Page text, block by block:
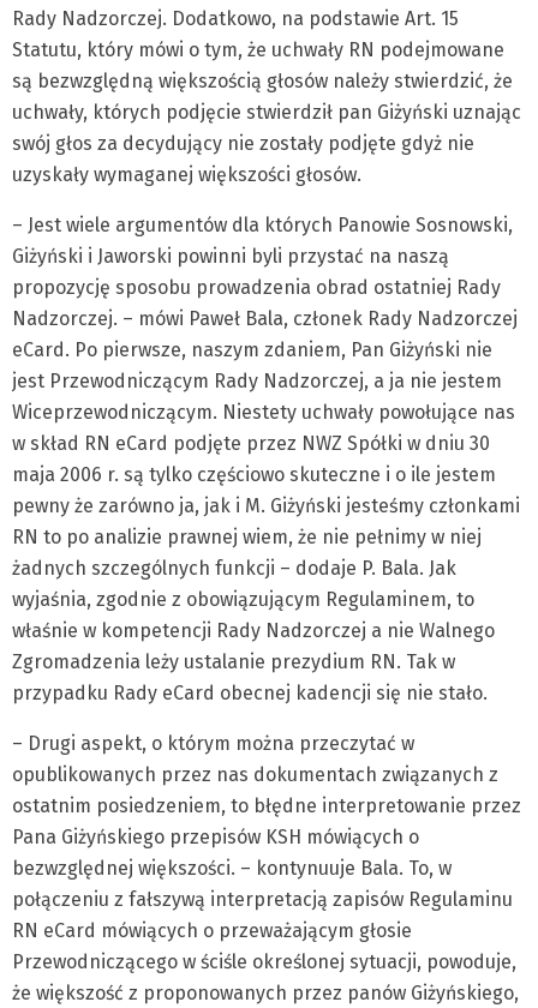
Rady Nadzorczej. Dodatkowo, na podstawie Art. 15
Statutu, który mówi o tym, że uchwały RN podejmowane
są bezwzględną większością głosów należy stwierdzić, że
uchwały, których podjęcie stwierdził pan Giżyński uznając
swój głos za decydujący nie zostały podjęte gdyż nie
uzyskały wymaganej większości głosów.
– Jest wiele argumentów dla których Panowie Sosnowski,
Giżyński i Jaworski powinni byli przystać na naszą
propozycję sposobu prowadzenia obrad ostatniej Rady
Nadzorczej. – mówi Paweł Bala, członek Rady Nadzorczej
eCard. Po pierwsze, naszym zdaniem, Pan Giżyński nie
jest Przewodniczącym Rady Nadzorczej, a ja nie jestem
Wiceprzewodniczącym. Niestety uchwały powołujące nas
w skład RN eCard podjęte przez NWZ Spółki w dniu 30
maja 2006 r. są tylko częściowo skuteczne i o ile jestem
pewny że zarówno ja, jak i M. Giżyński jesteśmy członkami
RN to po analizie prawnej wiem, że nie pełnimy w niej
żadnych szczególnych funkcji – dodaje P. Bala. Jak
wyjaśnia, zgodnie z obowiązującym Regulaminem, to
właśnie w kompetencji Rady Nadzorczej a nie Walnego
Zgromadzenia leży ustalanie prezydium RN. Tak w
przypadku Rady eCard obecnej kadencji się nie stało.
– Drugi aspekt, o którym można przeczytać w
opublikowanych przez nas dokumentach związanych z
ostatnim posiedzeniem, to błędne interpretowanie przez
Pana Giżyńskiego przepisów KSH mówiących o
bezwzględnej większości. – kontynuuje Bala. To, w
połączeniu z fałszywą interpretacją zapisów Regulaminu
RN eCard mówiących o przeważającym głosie
Przewodniczącego w ściśle określonej sytuacji, powoduje,
że większość z proponowanych przez panów Giżyńskiego,